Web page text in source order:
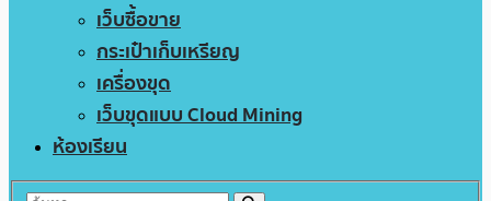
เว็บซื้อขาย
กระเป๋าเก็บเหรียญ
เครื่องขุด
เว็บขุดแบบ Cloud Mining
ห้องเรียน